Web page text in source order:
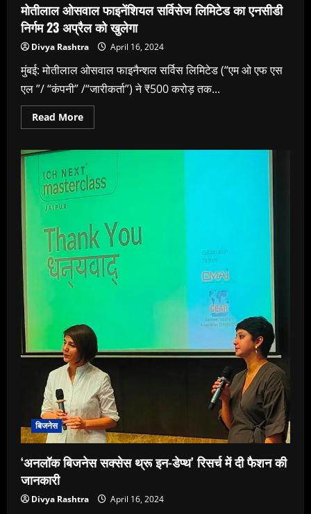
मोतीलाल ओसवाल फाइनेंशियल सर्विसेज लिमिटेड का एनसीडी
निर्गम 23 अप्रैल को खुलेगा
Divya Rashtra April 16, 2024
मुंबई: मोतीलाल ओसवाल फाइनैन्शल सर्विस लिमिटेड (“एम ओ एफ एस
एल ”/ “कंपनी” /“जारीकर्ता”) ने ₹500 करोड़ तक...
Read MoreRead
more
फाइनेंशियल
सर्विसेज
लिमिटेड
का
23
अप्रैल
को
खुलेगा
बिजनेस
‘अनलॉक बिजनेस सक्सेस थ्रू इन-डेप्थ’ रिसर्च में दी फैशन की
जानकारी
Divya Rashtra April 16, 2024